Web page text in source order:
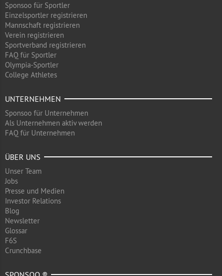
Sponsoo für Sportler
Einzelsportler registrieren
Mannschaft registrieren
Verein registrieren
Sportverband registrieren
FAQ für Sportler
Olympia-Sportler
College Athletes
UNTERNEHMEN
Sponsoo für Unternehmen
Als Unternehmen aktiv werden
FAQ für Unternehmen
ÜBER UNS
Unser Team
Jobs
Presse und Medien
Investor Relations
Blog
Newsletter
Glossar
F6S
Crunchbase